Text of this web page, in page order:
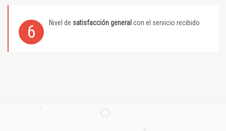
6 Nivel de satisfacción general con el servicio recibido